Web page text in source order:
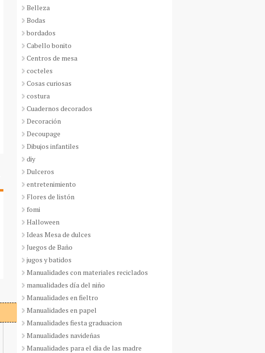
Belleza
Bodas
bordados
Cabello bonito
Centros de mesa
cocteles
Cosas curiosas
costura
Cuadernos decorados
Decoración
Decoupage
Dibujos infantiles
diy
Dulceros
entretenimiento
Flores de listón
fomi
Halloween
Ideas Mesa de dulces
Juegos de Baño
jugos y batidos
Manualidades con materiales reciclados
manualidades día del niño
Manualidades en fieltro
Manualidades en papel
Manualidades fiesta graduacion
Manualidades navideñas
Manualidades para el dia de las madre